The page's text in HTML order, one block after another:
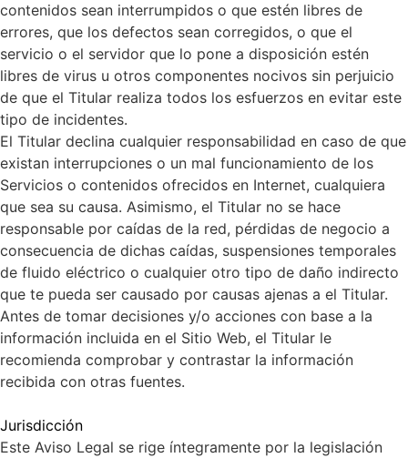
contenidos sean interrumpidos o que estén libres de
errores, que los defectos sean corregidos, o que el
servicio o el servidor que lo pone a disposición estén
libres de virus u otros componentes nocivos sin perjuicio
de que el Titular realiza todos los esfuerzos en evitar este
tipo de incidentes.
El Titular declina cualquier responsabilidad en caso de que
existan interrupciones o un mal funcionamiento de los
Servicios o contenidos ofrecidos en Internet, cualquiera
que sea su causa. Asimismo, el Titular no se hace
responsable por caídas de la red, pérdidas de negocio a
consecuencia de dichas caídas, suspensiones temporales
de fluido eléctrico o cualquier otro tipo de daño indirecto
que te pueda ser causado por causas ajenas a el Titular.
Antes de tomar decisiones y/o acciones con base a la
información incluida en el Sitio Web, el Titular le
recomienda comprobar y contrastar la información
recibida con otras fuentes.
Jurisdicción
Este Aviso Legal se rige íntegramente por la legislación